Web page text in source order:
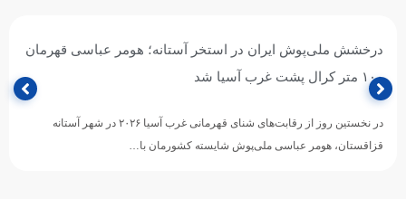
درخشش ملی‌پوش ایران در استخر آستانه؛ هومر عباسی قهرمان
۱۰۰ متر کرال پشت غرب آسیا شد
در نخستین روز از رقابت‌های شنای قهرمانی غرب آسیا ۲۰۲۶ در شهر آستانه
قزاقستان، هومر عباسی ملی‌پوش شایسته کشورمان با…